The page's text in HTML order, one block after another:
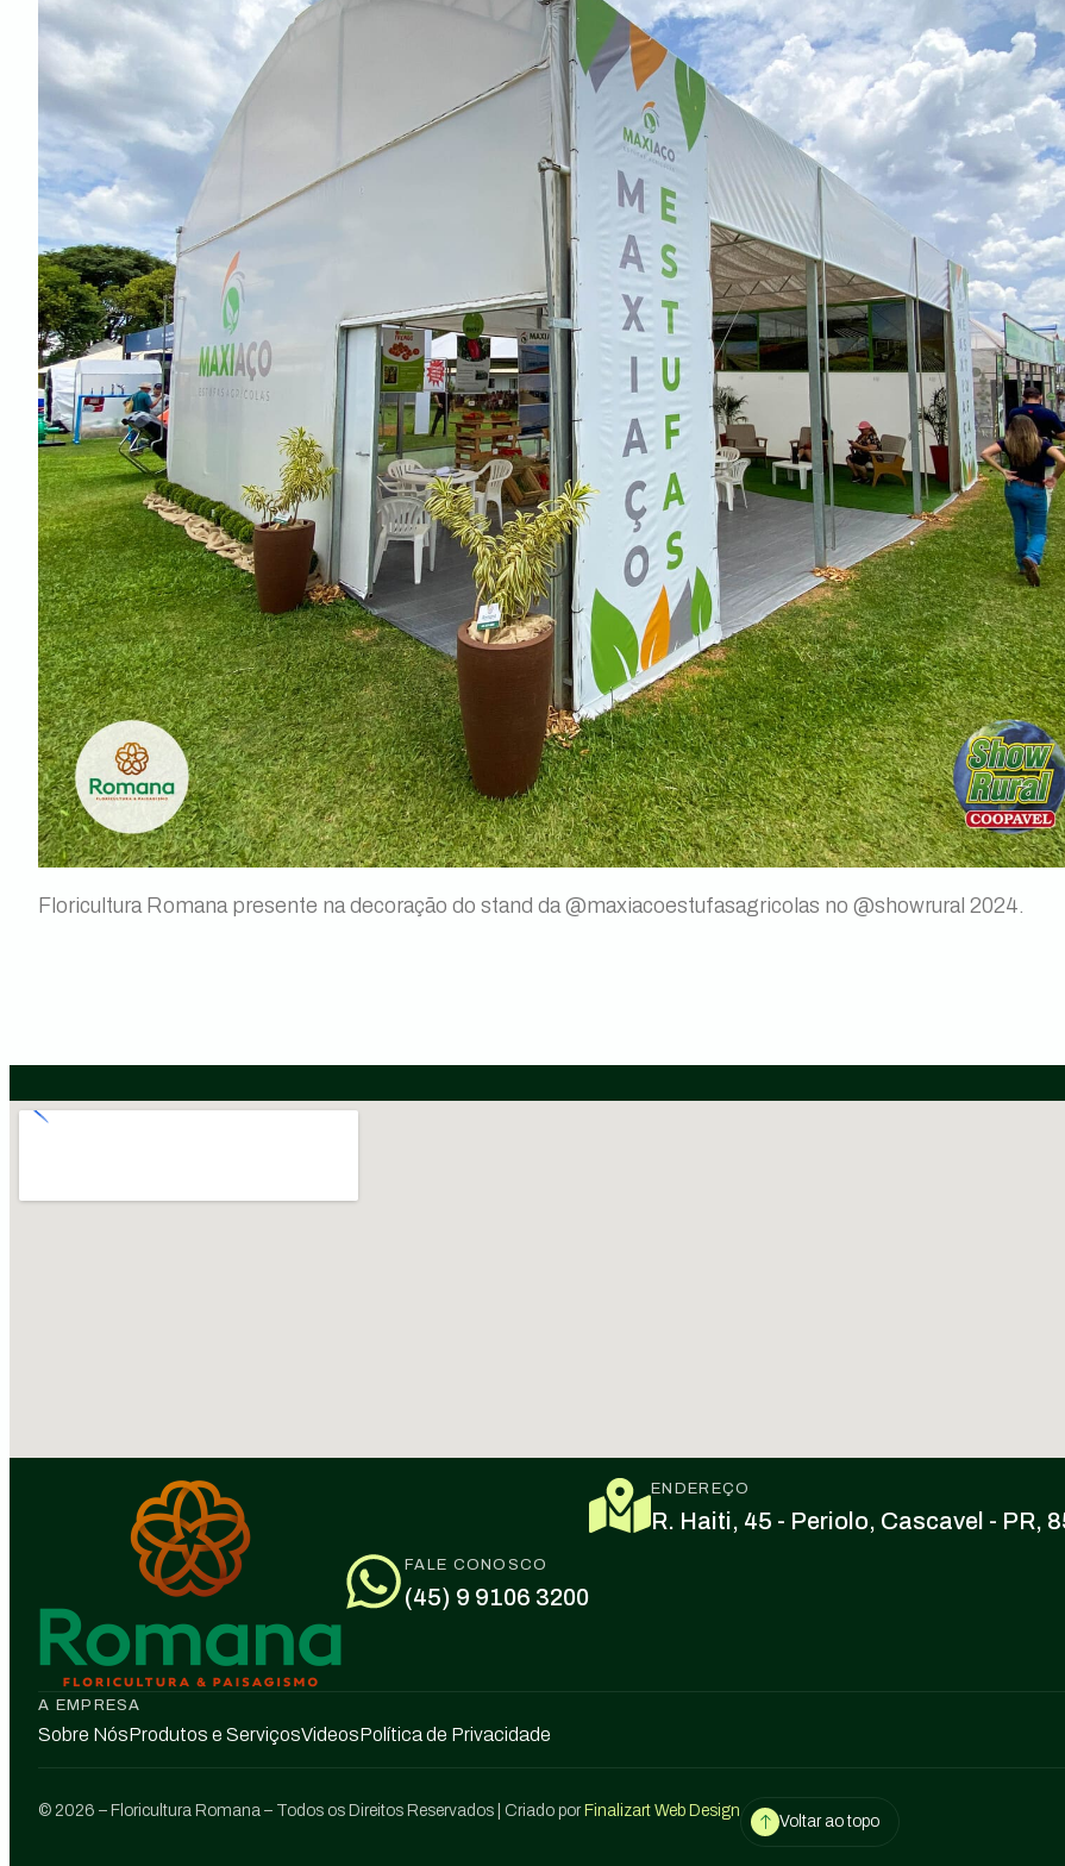
Floricultura Romana presente na decoração do stand da @maxiacoestufasagricolas no @showrural 2024.
FALE CONOSCO
(45) 9 9106 3200
ENDEREÇO
R. Haiti, 45 - Periolo, Cascavel - PR,
A EMPRESA
Sobre NósProdutos e ServiçosVideosPolítica de Privacidade
© 2026 – Floricultura Romana – Todos os Direitos Reservados | Criado porFinalizart Web Design
Voltar ao topo